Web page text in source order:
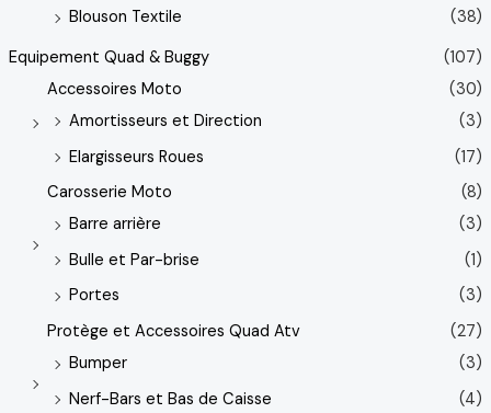
Blouson Textile
(38)
Equipement Quad & Buggy
(107)
Accessoires Moto
(30)
Amortisseurs et Direction
(3)
Elargisseurs Roues
(17)
Carosserie Moto
(8)
Barre arrière
(3)
Bulle et Par-brise
(1)
Portes
(3)
Protège et Accessoires Quad Atv
(27)
Bumper
(3)
Nerf-Bars et Bas de Caisse
(4)